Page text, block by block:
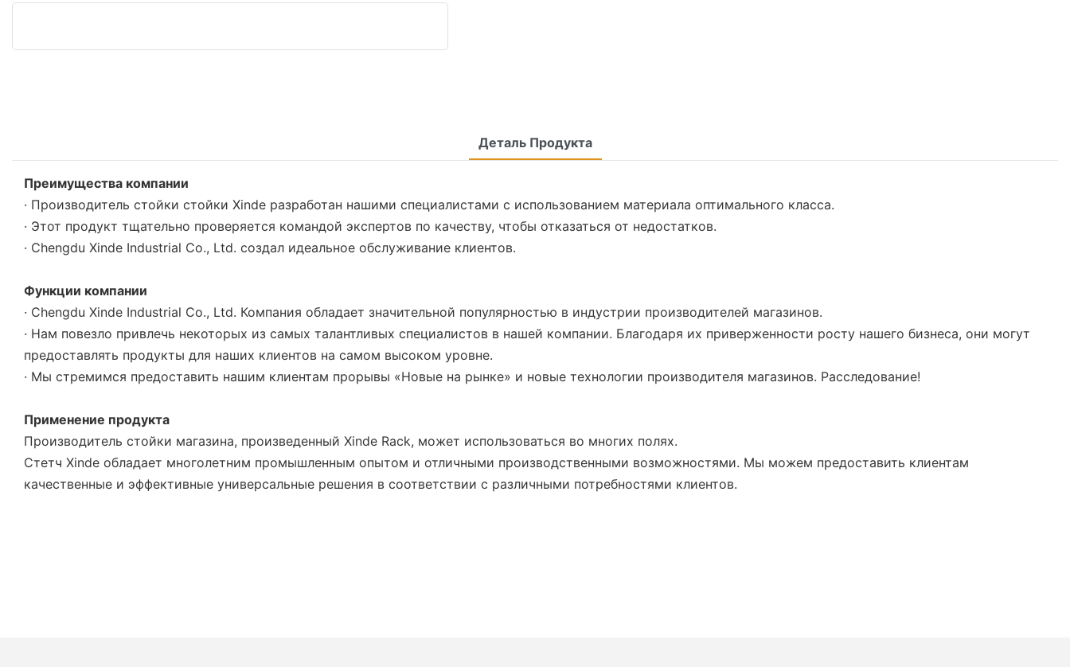
Деталь Продукта
Преимущества компании
· Производитель стойки стойки Xinde разработан нашими специалистами с использованием материала оптимального класса.
· Этот продукт тщательно проверяется командой экспертов по качеству, чтобы отказаться от недостатков.
· Chengdu Xinde Industrial Co., Ltd. создал идеальное обслуживание клиентов.
Функции компании
· Chengdu Xinde Industrial Co., Ltd. Компания обладает значительной популярностью в индустрии производителей магазинов.
· Нам повезло привлечь некоторых из самых талантливых специалистов в нашей компании. Благодаря их приверженности росту нашего бизнеса, они могут
предоставлять продукты для наших клиентов на самом высоком уровне.
· Мы стремимся предоставить нашим клиентам прорывы «Новые на рынке» и новые технологии производителя магазинов. Расследование!
Применение продукта
Производитель стойки магазина, произведенный Xinde Rack, может использоваться во многих полях.
Стетч Xinde обладает многолетним промышленным опытом и отличными производственными возможностями. Мы можем предоставить клиентам
качественные и эффективные универсальные решения в соответствии с различными потребностями клиентов.